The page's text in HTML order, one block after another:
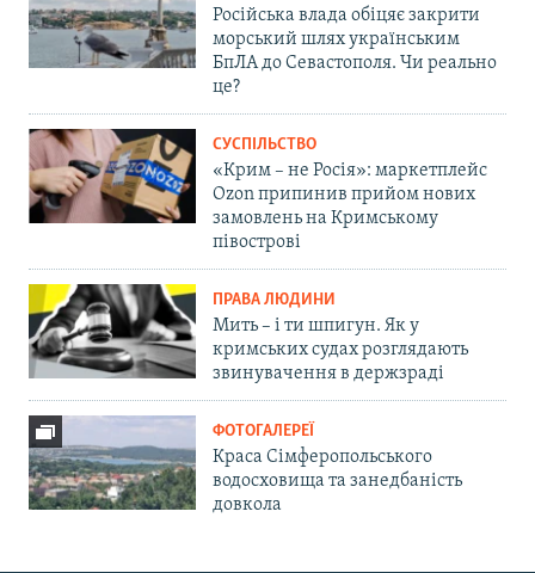
Російська влада обіцяє закрити
морський шлях українським
БпЛА до Севастополя. Чи реально
це?
СУСПІЛЬСТВО
«Крим – не Росія»: маркетплейс
Ozon припинив прийом нових
замовлень на Кримському
півострові
ПРАВА ЛЮДИНИ
Мить – і ти шпигун. Як у
кримських судах розглядають
звинувачення в держзраді
ФОТОГАЛЕРЕЇ
Краса Сімферопольського
водосховища та занедбаність
довкола